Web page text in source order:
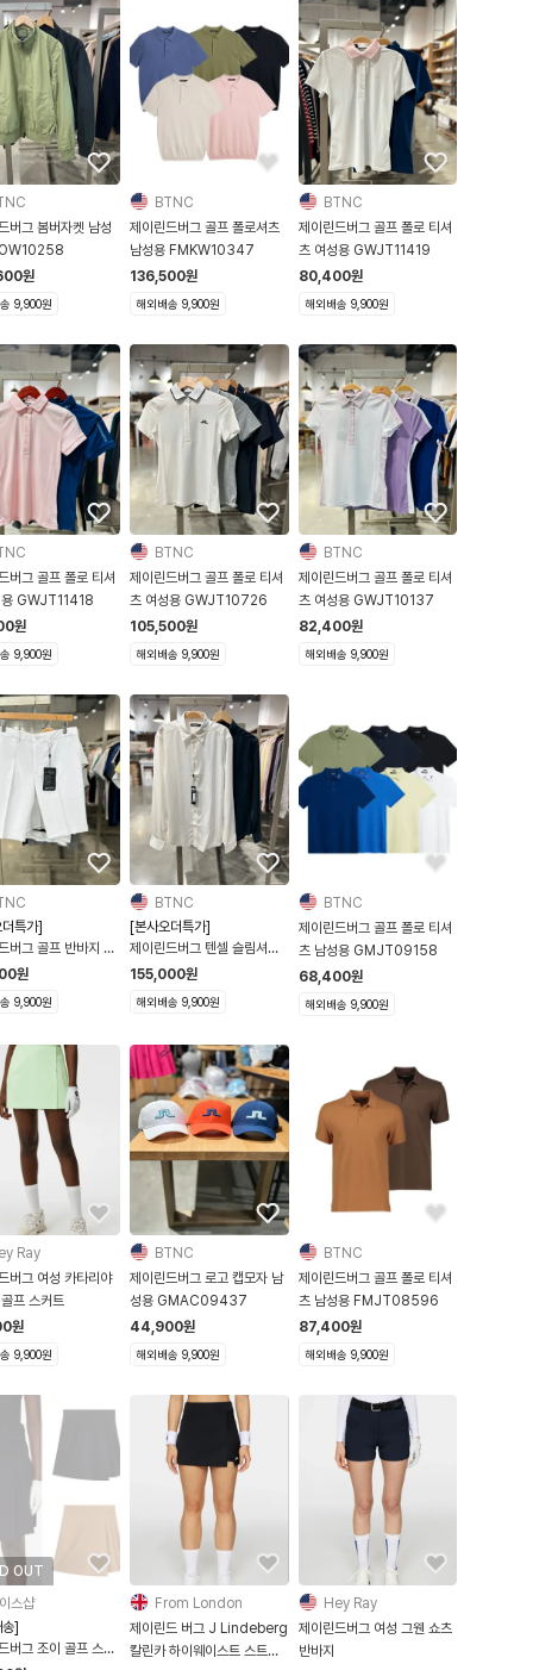
버그 봄버자켓 남성
원
9,900원
BTNC
제이린드버그 골프 폴로셔츠
남성용 FMKW10347
136,500원
해외배송 9,900원
BTNC
제이린드버그 골프 폴로 티셔
츠 여성용 GWJT11419
80,400원
해외배송 9,900원
버그 골프 폴로 티셔
용 GWJT11418
원
9,900원
BTNC
제이린드버그 골프 폴로 티셔
츠 여성용 GWJT10726
105,500원
해외배송 9,900원
BTNC
제이린드버그 골프 폴로 티셔
츠 여성용 GWJT10137
82,400원
해외배송 9,900원
특가]
버그 골프 반바지 남
원
9,900원
BTNC
[본사오더특가]
제이린드버그 텐셀 슬림셔츠
남성용 FMST08787
155,000원
해외배송 9,900원
BTNC
제이린드버그 골프 폴로 티셔
츠 남성용 GMJT09158
68,400원
해외배송 9,900원
Ray
버그 여성 카타리야
프 스커트
원
9,900원
BTNC
제이린드버그 로고 캡모자 남
성용 GMAC09437
44,900원
해외배송 9,900원
BTNC
제이린드버그 골프 폴로 티셔
츠 남성용 FMJT08596
87,400원
해외배송 9,900원
OUT
스샵
]
버그 조이 골프 스커
From London
제이린드 버그 J Lindeberg
칼린카 하이웨이스트 스트레
Hey Ray
제이린드버그 여성 그웬 쇼츠
반바지